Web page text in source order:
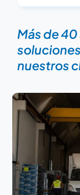
Más de
nuestros